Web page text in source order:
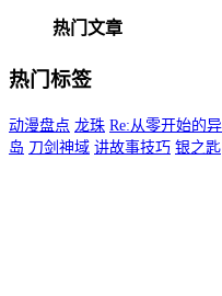
热门文章
热门标签
动漫盘点 龙珠 Re:从零开始的
岛 刀剑神域 讲故事技巧 银之匙